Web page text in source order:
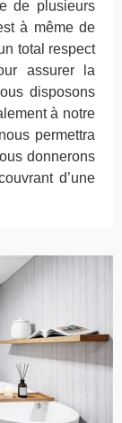
de plusieurs
à même de
total respect
assurer la
disposons
à notre
permettra
donnerons
d’une